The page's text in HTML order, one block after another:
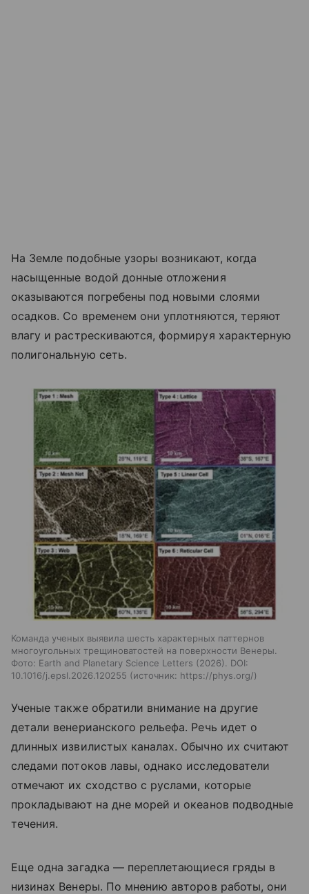
На Земле подобные узоры возникают, когда
насыщенные водой донные отложения
оказываются погребены под новыми слоями
осадков. Со временем они уплотняются, теряют
влагу и растрескиваются, формируя характерную
полигональную сеть.
Команда ученых выявила шесть характерных паттернов
многоугольных трещиноватостей на поверхности Венеры.
Фото: Earth and Planetary Science Letters (2026). DOI:
10.1016/j.epsl.2026.120255
источник: https://phys.org/
Ученые также обратили внимание на другие
детали венерианского рельефа. Речь идет о
длинных извилистых каналах. Обычно их считают
следами потоков лавы, однако исследователи
отмечают их сходство с руслами, которые
прокладывают на дне морей и океанов подводные
течения.
Еще одна загадка — переплетающиеся гряды в
низинах Венеры. По мнению авторов работы, они